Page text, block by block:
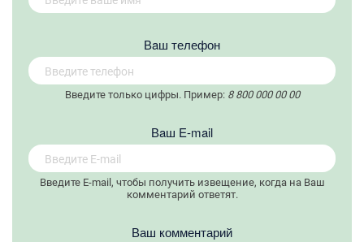
Вaш телефон
Введите только цифры. Пример: 8 800 000 00 00
Вaш E-mail
Введите E-mail, чтобы получить извещение, когда на Ваш
комментарий ответят.
Ваш комментарий